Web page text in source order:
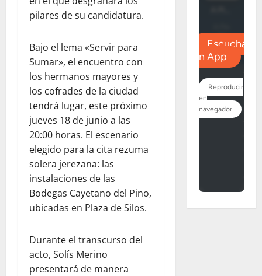
pilares de su candidatura.
Bajo el lema «Servir para
Sumar», el encuentro con
los hermanos mayores y
los cofrades de la ciudad
tendrá lugar, este próximo
jueves 18 de junio a las
20:00 horas. El escenario
elegido para la cita rezuma
solera jerezana: las
instalaciones de las
Bodegas Cayetano del Pino,
ubicadas en Plaza de Silos.
Durante el transcurso del
acto, Solís Merino
presentará de manera